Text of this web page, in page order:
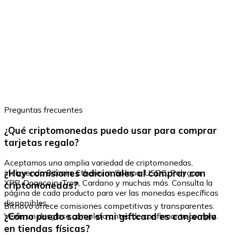
Preguntas frecuentes
¿Qué criptomonedas puedo usar para comprar
tarjetas regalo?
Aceptamos una amplia variedad de criptomonedas,
incluyendo Bitcoin, Ethereum, Solana, USDC, Polygon,
XRP, Dogecoin, Tron, Cardano y muchas más. Consulta la
página de cada producto para ver las monedas específicas
disponibles.
¿Hay comisiones adicionales al comprar con
criptomonedas?
Bitnovo ofrece comisiones competitivas y transparentes.
Verás un desglose completo antes de confirmar tu compra.
¿Cómo puedo saber si mi giftcard es canjeable
en tiendas físicas?